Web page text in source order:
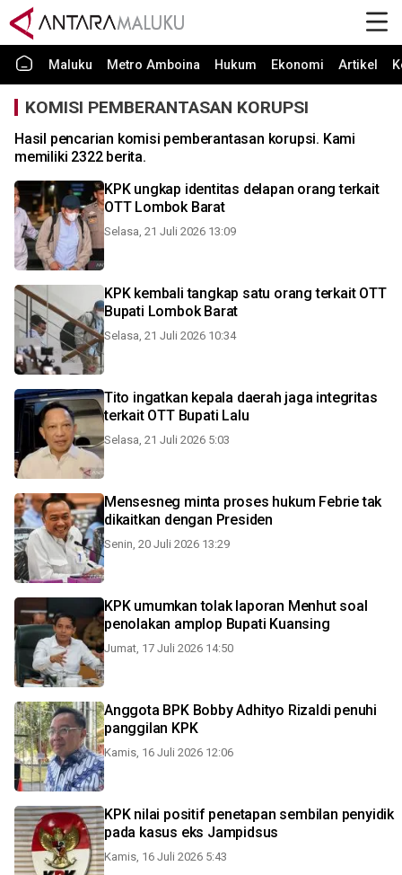
Maluku Metro Amboina Hukum Ekonomi Artikel
KOMISI PEMBERANTASAN KORUPSI
Hasil pencarian komisi pemberantasan korupsi. Kami
memiliki 2322 berita.
KPK ungkap identitas delapan orang terkait
OTT Lombok Barat
Selasa, 21 Juli 2026 13:09
KPK kembali tangkap satu orang terkait OTT
Bupati Lombok Barat
Selasa, 21 Juli 2026 10:34
Tito ingatkan kepala daerah jaga integritas
terkait OTT Bupati Lalu
Selasa, 21 Juli 2026 5:03
Mensesneg minta proses hukum Febrie tak
dikaitkan dengan Presiden
Senin, 20 Juli 2026 13:29
KPK umumkan tolak laporan Menhut soal
penolakan amplop Bupati Kuansing
Jumat, 17 Juli 2026 14:50
Anggota BPK Bobby Adhityo Rizaldi penuhi
panggilan KPK
Kamis, 16 Juli 2026 12:06
KPK nilai positif penetapan sembilan penyidik
pada kasus eks Jampidsus
Kamis, 16 Juli 2026 5:43